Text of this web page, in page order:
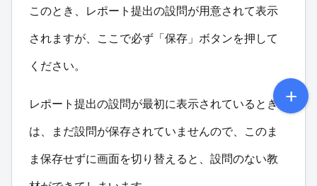
このとき、レポート提出の設問が用意されて表示
されますが、ここで必ず「保存」ボタンを押して
ください。
レポート提出の設問が最初に表示されているとき
は、まだ設問が保存されていませんので、このま
ま保存せずに画面を切り替えると、設問のない教